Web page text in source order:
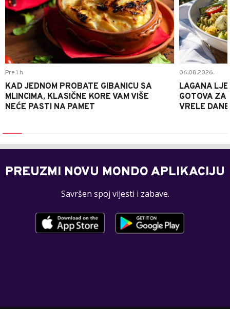
Pre 1 h
KAD JEDNOM PROBATE GIBANICU SA
MLINCIMA, KLASIČNE KORE VAM VIŠE
NEĆE PASTI NA PAMET
06.08.2026.
LAGANA
GOTOVA ZA
VRELE DANE
PREUZMI NOVU MONDO APLIKACIJU
Savršen spoj vijesti i zabave.